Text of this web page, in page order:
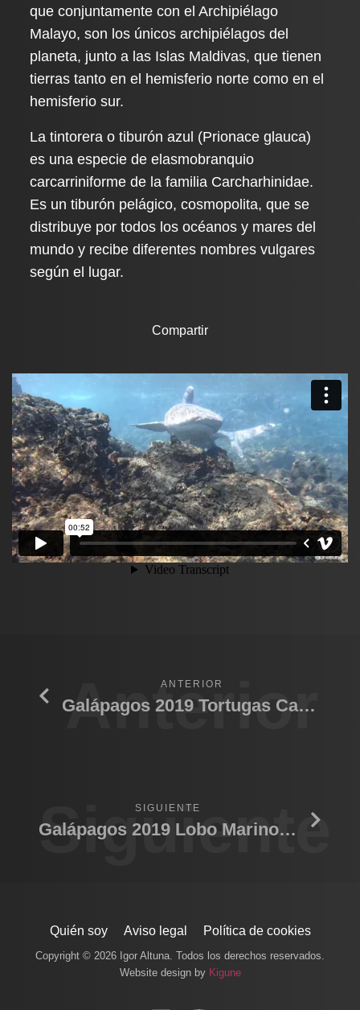
que conjuntamente con el Archipiélago
Malayo, son los únicos archipiélagos del
planeta, junto a las Islas Maldivas, que tienen
tierras tanto en el hemisferio norte como en el
hemisferio sur.
La tintorera o tiburón azul (Prionace glauca)
es una especie de elasmobranquio
carcarriniforme de la familia Carcharhinidae.
Es un tiburón pelágico, cosmopolita, que se
distribuye por todos los océanos y mares del
mundo y recibe diferentes nombres vulgares
según el lugar.
Compartir
Anterior
ANTERIOR
Galápagos 2019 Tortugas Carey y Verde.
Siguiente
SIGUIENTE
Galápagos 2019 Lobo Marino III
Quién soy Aviso legal Política de cookies
Copyright © 2026 Igor Altuna. Todos los derechos reservados.
Website design by Kigune